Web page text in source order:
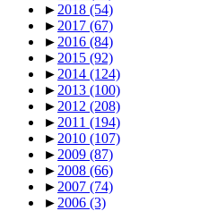
► 2018 (54)
► 2017 (67)
► 2016 (84)
► 2015 (92)
► 2014 (124)
► 2013 (100)
► 2012 (208)
► 2011 (194)
► 2010 (107)
► 2009 (87)
► 2008 (66)
► 2007 (74)
► 2006 (3)